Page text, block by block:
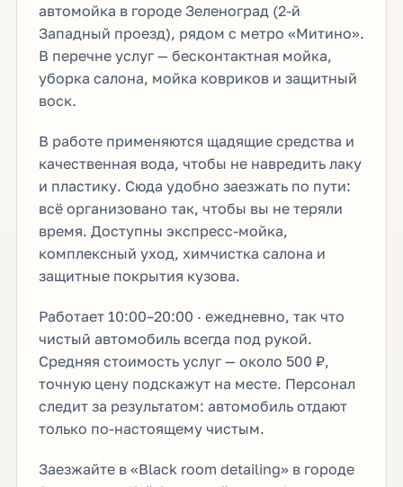
автомойка в городе Зеленоград (2-й
Западный проезд), рядом с метро «Митино».
В перечне услуг — бесконтактная мойка,
уборка салона, мойка ковриков и защитный
воск.
В работе применяются щадящие средства и
качественная вода, чтобы не навредить лаку
и пластику. Сюда удобно заезжать по пути:
всё организовано так, чтобы вы не теряли
время. Доступны экспресс-мойка,
комплексный уход, химчистка салона и
защитные покрытия кузова.
Работает 10:00–20:00 · ежедневно, так что
чистый автомобиль всегда под рукой.
Средняя стоимость услуг — около 500 ₽,
точную цену подскажут на месте. Персонал
следит за результатом: автомобиль отдают
только по-настоящему чистым.
Заезжайте в «Black room detailing» в городе